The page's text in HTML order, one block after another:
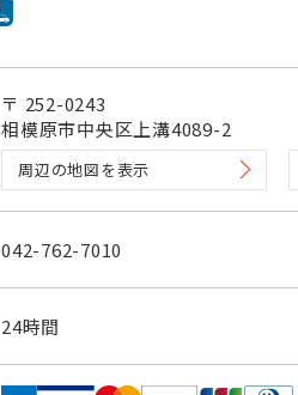
〒 252-0243
相模原市中央区上溝4089-2
周辺の地図を表示
042-762-7010
24時間